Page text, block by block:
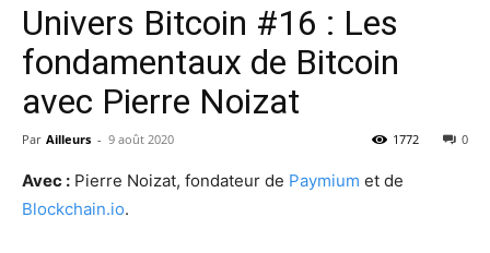
Univers Bitcoin #16 : Les
fondamentaux de Bitcoin
avec Pierre Noizat
Par Ailleurs - 9 août 2020 0
1772
Avec : Pierre Noizat, fondateur de Paymium et de
Blockchain.io.